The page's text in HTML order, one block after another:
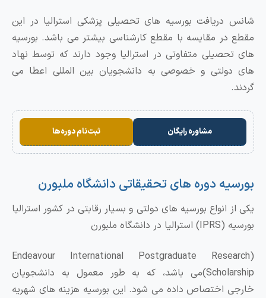
شانس دریافت بورسیه های تحصیلی پزشکی استرالیا در این
مقطع در مقایسه با مقطع کارشناسی بیشتر می باشد. بورسیه
های تحصیلی متفاوتی در استرالیا وجود دارند که توسط نهاد
های دولتی و خصوصی به دانشجویان بین المللی اعطا می
گردند.
مشاوره رایگان ثبت‌نام دوره‌ها
بورسیه دوره های تحقیقاتی دانشگاه ملبورن
یکی از انواع بورسیه های دولتی و بسیار رقابتی در کشور استرالیا
بورسیه (IPRS) استرالیا در دانشگاه ملبورن
(Endeavour International Postgraduate Research
Scholarship)می باشد، که به طور معمول به دانشجویان
خارجی اختصاص داده می شود. این بورسیه هزینه های شهریه